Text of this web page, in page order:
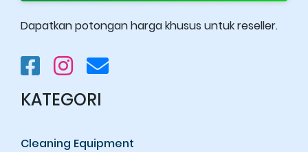
Dapatkan potongan harga khusus untuk reseller.
KATEGORI
Cleaning Equipment